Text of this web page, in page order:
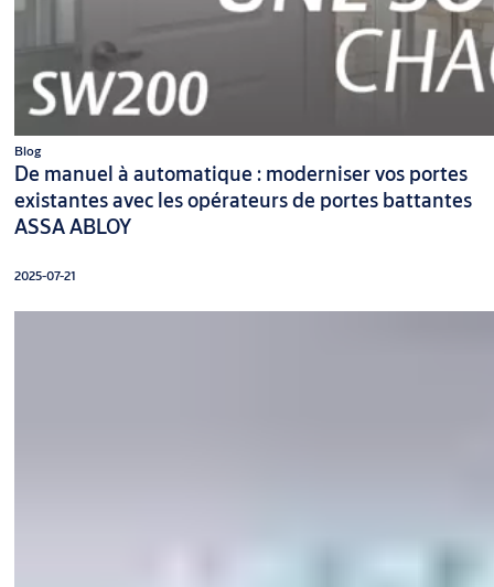
Blog
De manuel à automatique : moderniser vos portes
existantes avec les opérateurs de portes battantes
ASSA ABLOY
2025-07-21